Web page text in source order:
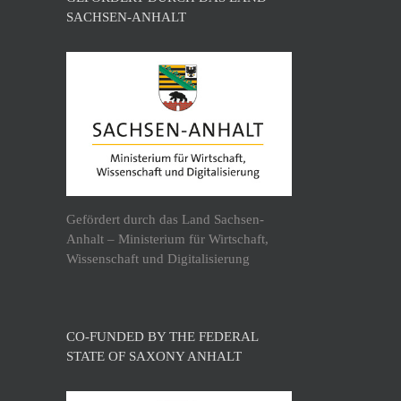
SACHSEN-ANHALT
Gefördert durch das Land Sachsen-
Anhalt – Ministerium für Wirtschaft,
Wissenschaft und Digitalisierung
CO-FUNDED BY THE FEDERAL
STATE OF SAXONY ANHALT